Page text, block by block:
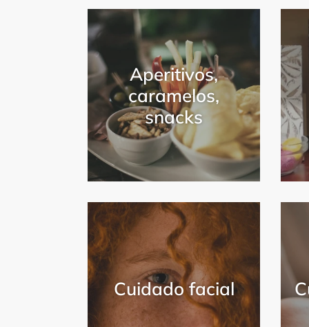
Aperitivos,
caramelos,
snacks
Cuidado facial